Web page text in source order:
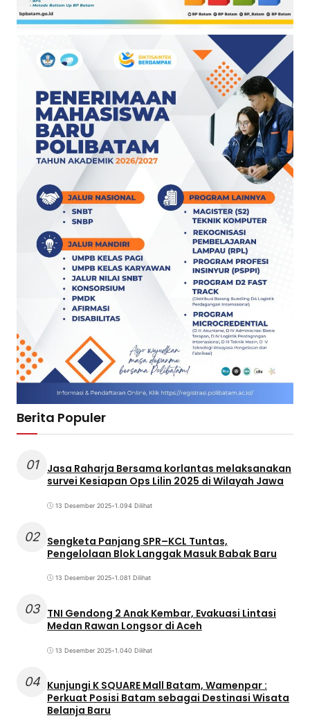
Berita Populer
01
Jasa Raharja Bersama korlantas melaksanakan
survei Kesiapan Ops Lilin 2025 di Wilayah Jawa
13 Desember 2025•1.094 Dilihat
02 Sengketa Panjang SPR–KCL Tuntas,
Pengelolaan Blok Langgak Masuk Babak Baru
13 Desember 2025•1.081 Dilihat
03 TNI Gendong 2 Anak Kembar, Evakuasi Lintasi
Medan Rawan Longsor di Aceh
13 Desember 2025•1.040 Dilihat
04 Kunjungi K SQUARE Mall Batam, Wamenpar :
Perkuat Posisi Batam sebagai Destinasi Wisata
Belanja Baru